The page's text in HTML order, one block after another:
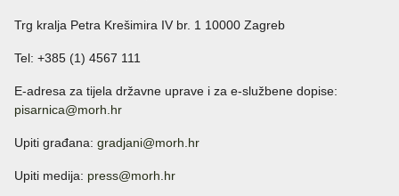
Trg kralja Petra Krešimira IV br. 1 10000 Zagreb
Tel: +385 (1) 4567 111
E-adresa za tijela državne uprave i za e-službene dopise:
pisarnica@morh.hr
Upiti građana: gradjani@morh.hr
Upiti medija: press@morh.hr